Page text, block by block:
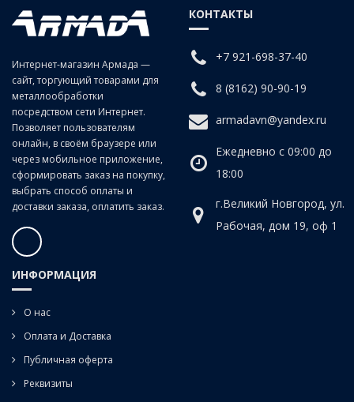
Нарезание и калибрование метрической внутренней резьбы в
заготовках изделиях из чугунов, сталей средней и низкой
твердости, цветных сплавов.
Интернет-магазин Армада —
сайт, торгующий товарами для
металлообработки
посредством сети Интернет.
Позволяет пользователям
онлайн, в своём браузере или
через мобильное приложение,
сформировать заказ на покупку,
выбрать способ оплаты и
доставки заказа, оплатить заказ.
КОНТАКТЫ
+7 921-698-37-40
8 (8162) 90-90-19
armadavn@yandex.ru
Ежедневно с 09:00 до
18:00
г.Великий Новгород, ул.
Рабочая, дом 19, оф 1
ИНФОРМАЦИЯ
О нас
Оплата и Доставка
Публичная оферта
Реквизиты